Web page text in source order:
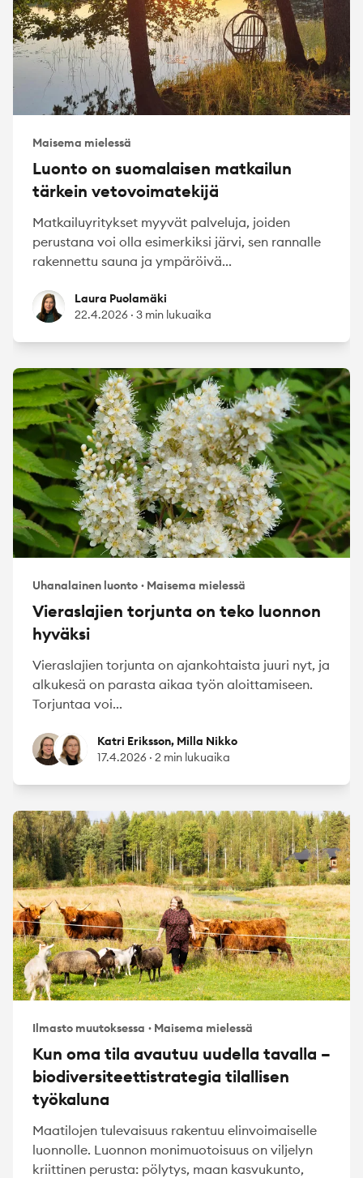
Maisema mielessä
Luonto on suomalaisen matkailun
tärkein vetovoimatekijä
Matkailuyritykset myyvät palveluja, joiden
perustana voi olla esimerkiksi järvi, sen rannalle
rakennettu sauna ja ympäröivä...
Laura Puolamäki
Laura Puolamäki
22.4.2026 · 3 min lukuaika
Uhanalainen luonto · Maisema mielessä
Vieraslajien torjunta on teko luonnon
hyväksi
Vieraslajien torjunta on ajankohtaista juuri nyt, ja
alkukesä on parasta aikaa työn aloittamiseen.
Torjuntaa voi...
Katri Eriksson
Milla NikkoKatri Eriksson, Milla Nikko
17.4.2026 · 2 min lukuaika
Ilmasto muutoksessa · Maisema mielessä
Kun oma tila avautuu uudella tavalla –
biodiversiteettistrategia tilallisen
työkaluna
Maatilojen tulevaisuus rakentuu elinvoimaiselle
luonnolle. Luonnon monimuotoisuus on viljelyn
kriittinen perusta: pölytys, maan kasvukunto,